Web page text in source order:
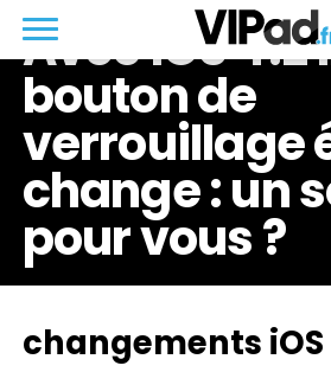
Avec iOS 4.2
bouton de
verrouillage
change : un
pour vous ?
changements iOS